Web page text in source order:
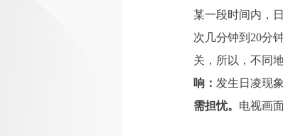
某一段时间内，
次几分钟到20分
关，所以，不同
响： 发生日凌现
需担忧。 电视画